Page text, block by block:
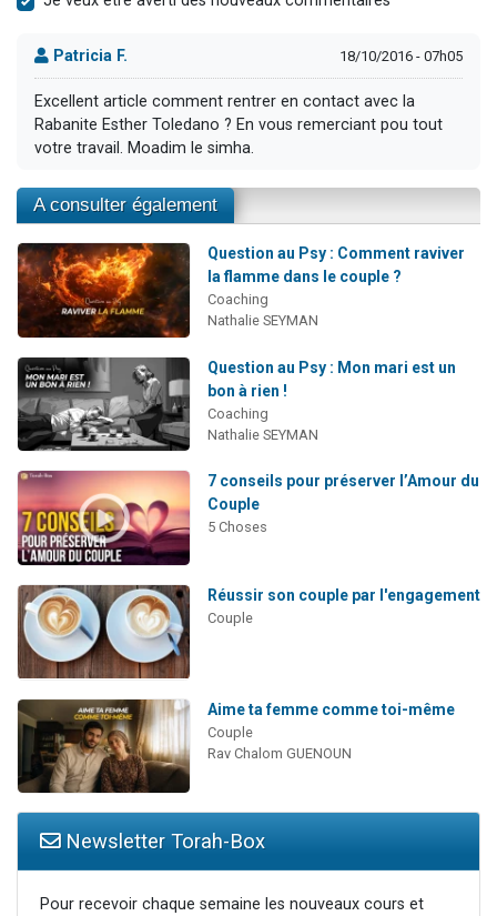
Patricia F. 18/10/2016 - 07h05
Excellent article comment rentrer en contact avec la
Rabanite Esther Toledano ? En vous remerciant pou tout
votre travail. Moadim le simha.
A consulter également
Question au Psy : Comment raviver
la flamme dans le couple ?
Coaching
Nathalie SEYMAN
Question au Psy : Mon mari est un
bon à rien !
Coaching
Nathalie SEYMAN
7 conseils pour préserver l’Amour du
Couple
5 Choses
Réussir son couple par l'engagement
Couple
Aime ta femme comme toi-même
Couple
Rav Chalom GUENOUN
Newsletter Torah-Box
Pour recevoir chaque semaine les nouveaux cours et